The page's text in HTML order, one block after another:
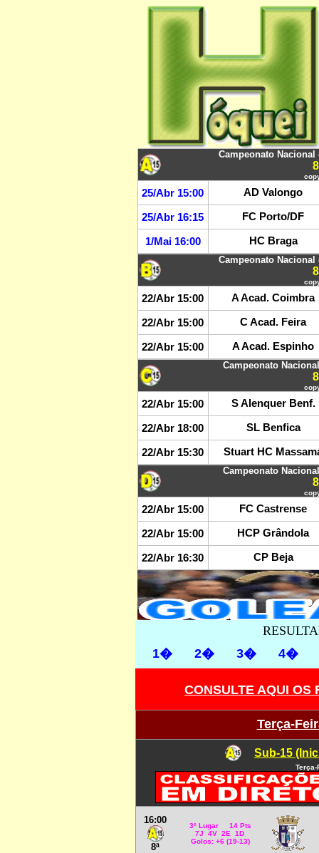
Campeonato
25/Abr 15:00 AD Valongo
25/Abr 16:15 FC Porto/DF
1/Mai 16:00 HC Braga
Campeonato
22/Abr 15:00 A Acad. Coimbra
22/Abr 15:00 C Acad. Feira
22/Abr 15:00 A Acad. Espinho
Campeonato
22/Abr 15:00 S Alenquer Benf.
22/Abr 18:00 SL Benfica
22/Abr 15:30 Stuart HC
Campeonato
22/Abr 15:00 FC Castrense
22/Abr 15:00 HCP Grândola
22/Abr 16:30 CP Beja
1�
2� 3� 4�
CONSULTE AQUI
Terça-
Sub-15
Terça-
16:00
8ª
3º Lugar 14 Pts
7J 4V 2E 1D
Golos: +6 (19-13)